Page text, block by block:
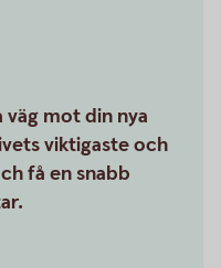
mot din nya
viktigaste och
få en snabb